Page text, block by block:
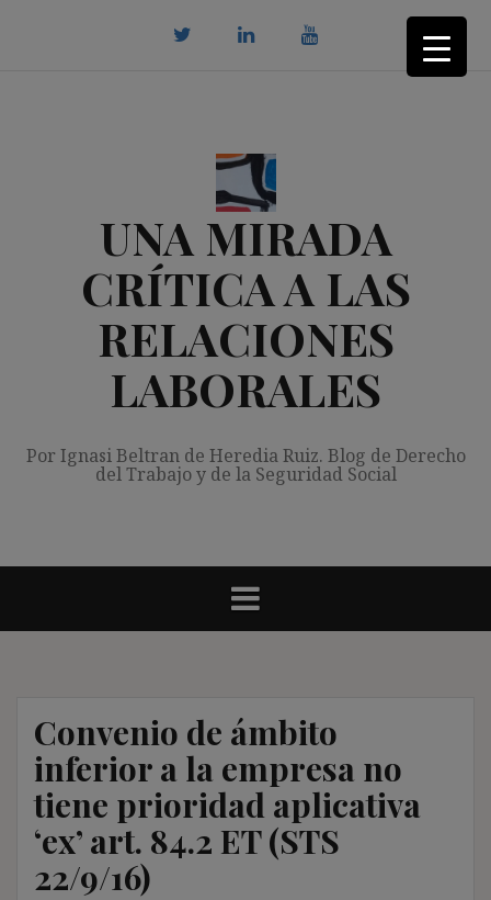
UNA MIRADA
CRÍTICA A LAS
RELACIONES
LABORALES
Por Ignasi Beltran de Heredia Ruiz. Blog de Derecho
del Trabajo y de la Seguridad Social
Convenio de ámbito
inferior a la empresa no
tiene prioridad aplicativa
‘ex’ art. 84.2 ET (STS
22/9/16)